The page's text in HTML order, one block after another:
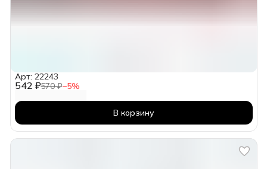
542 ₽570 ₽−5%
Арт: 22243
В корзину